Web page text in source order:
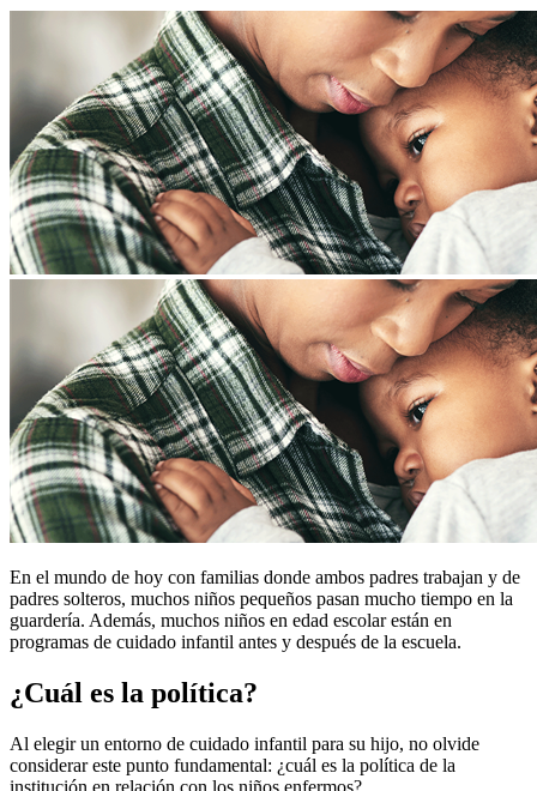
En el mundo de hoy con familias donde ambos padres trabajan y de
padres solteros, muchos niños pequeños pasan mucho tiempo en la
guardería. Además, muchos niños en edad escolar están en
programas de cuidado infantil antes y después de la escuela.
¿Cuál es la política?
Al elegir un entorno de cuidado infantil para su hijo, no olvide
considerar este punto fundamental: ¿cuál es la política de la
institución en relación con los niños enfermos?